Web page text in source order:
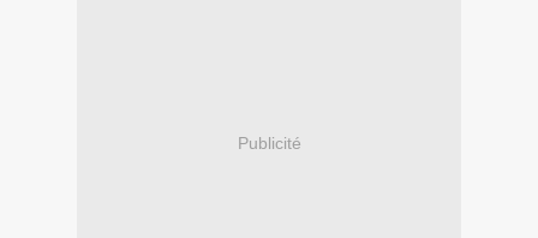
Publicité